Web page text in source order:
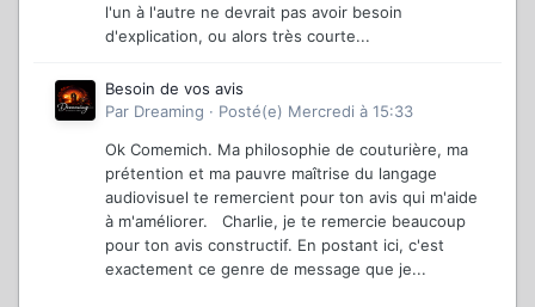
l'un à l'autre ne devrait pas avoir besoin
d'explication, ou alors très courte...
Besoin de vos avis
Par Dreaming · Posté(e) Mercredi à 15:33
Ok Comemich. Ma philosophie de couturière, ma
prétention et ma pauvre maîtrise du langage
audiovisuel te remercient pour ton avis qui m'aide
à m'améliorer. Charlie, je te remercie beaucoup
pour ton avis constructif. En postant ici, c'est
exactement ce genre de message que je...